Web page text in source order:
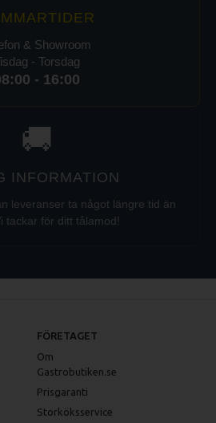
& Showroom
- Torsdag
- 16:00
🚚
INFORMATION
leveranser ta något längre tid än
tackar för ditt tålamod!
FÖRETAGET
Om
Gastrobutiken.se
Prisgaranti
Storköksservice